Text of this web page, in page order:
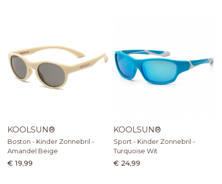
KOOLSUN®
Boston - Kinder Zonnebril -
Amandel Beige
€ 19,99
KOOLSUN®
Sport - Kinder Zonnebril -
Turquoise Wit
€ 24,99